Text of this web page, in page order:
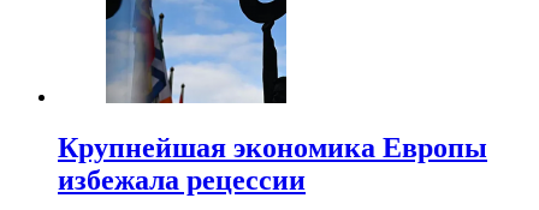
Крупнейшая экономика Европы
избежала рецессии